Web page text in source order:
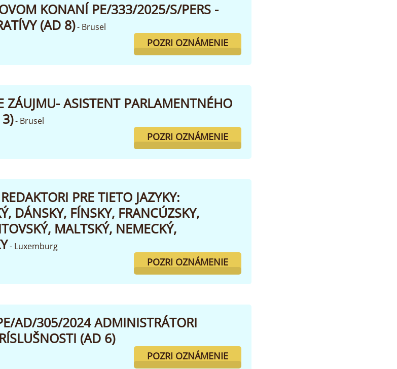
KONANÍ PE/333/2025/S/PERS -
(AD 8)- Brusel
POZRI OZNÁMENIE
ZÁUJMU- ASISTENT PARLAMENTNÉHO
- Brusel
POZRI OZNÁMENIE
PRE TIETO JAZYKY:
DÁNSKY, FÍNSKY, FRANCÚZSKY,
MALTSKÝ, NEMECKÝ,
- Luxemburg
POZRI OZNÁMENIE
AD/305/2024 ADMINISTRÁTORI
(AD 6)
POZRI OZNÁMENIE